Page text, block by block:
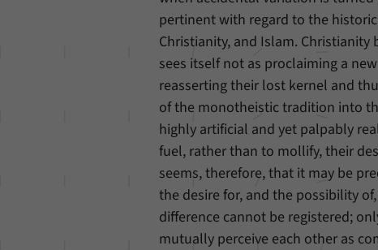
pertinent with regard to the
Christianity, and Islam.
sees itself not as proclaiming a
reasserting their lost kernel and
of the monotheistic tradition into
highly artificial and yet palpably
fuel, rather than to mollify, their
seems, therefore, that it may be
the desire for, and the possibility
difference cannot be registered;
mutually perceive each other as